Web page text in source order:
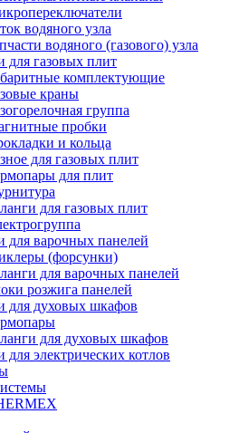
водяного узла
водяного (газового) узла
для газовых плит
комплектующие
краны
группа
пробки
и кольца
для газовых плит
для плит
для газовых плит
для варочных панелей
(форсунки)
для варочных панелей
розжига панелей
для духовых шкафов
для духовых шкафов
для электрических котлов